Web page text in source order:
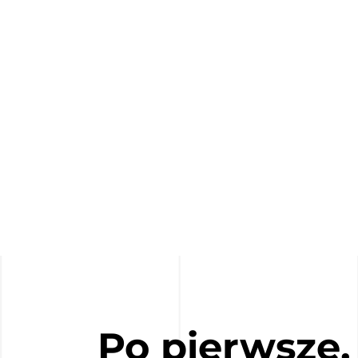
Po